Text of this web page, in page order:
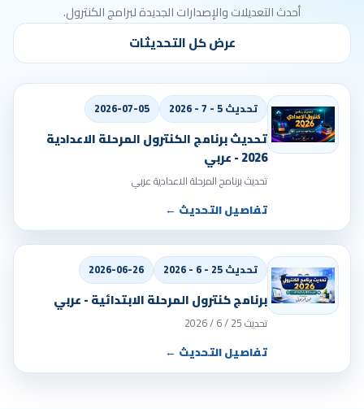
أحدث التعديلات والإصدارات الجديدة لبرامج الكنترول.
عرض كل التحديثات
تحديث 5 - 7 - 2026 2026-07-05
تحديث برنامج الكنترول المرحلة الاعدادية
2026 - عربي
تحديث برنامج المرحلة الاعدادية عربي
تفاصيل التحديث ←
تحديث 25 - 6 - 2026 2026-06-26
برنامج كنترول المرحلة الابتدائية - عربي
تحديث 25 / 6 / 2026
تفاصيل التحديث ←